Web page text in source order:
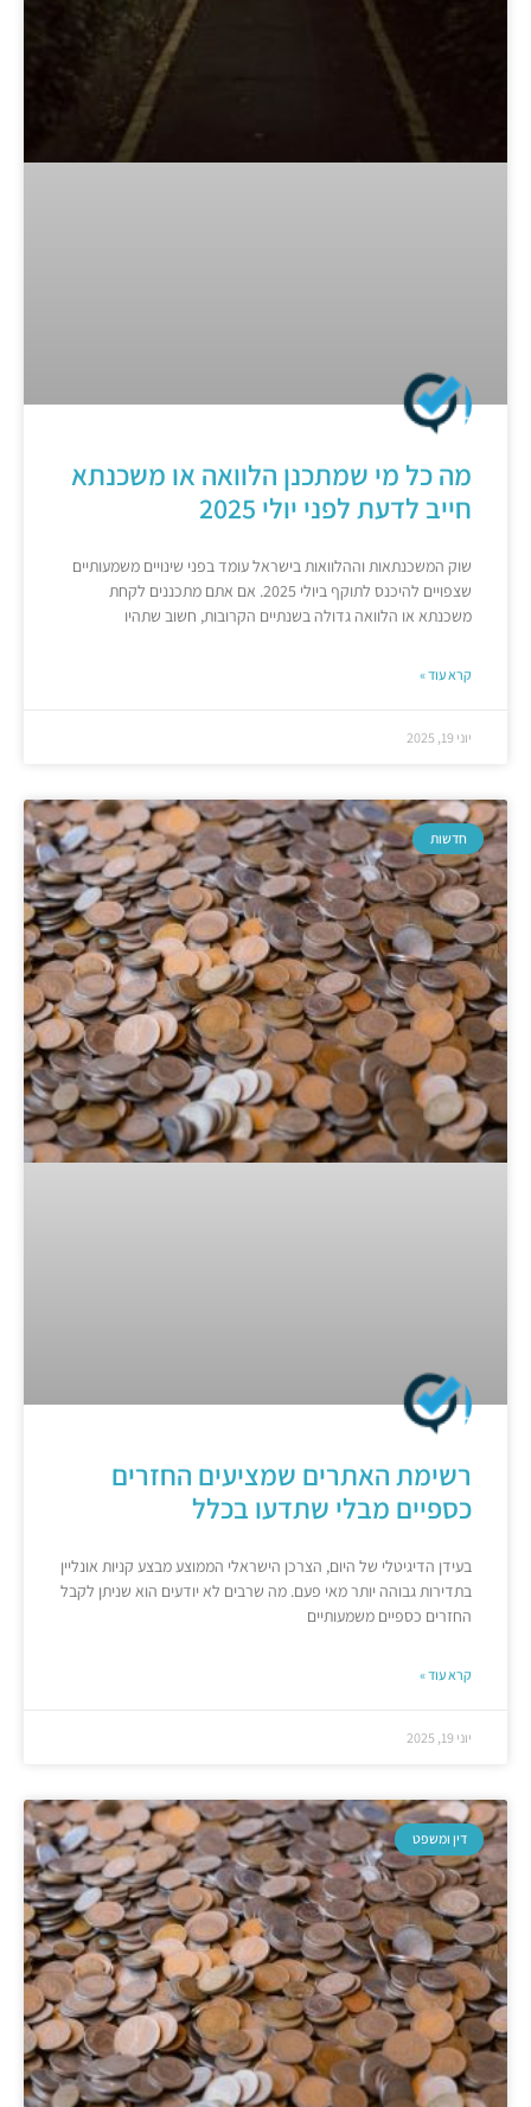
מה כל מי שמתכנן הלוואה או משכנתא
חייב לדעת לפני יולי 2025
שוק המשכנתאות וההלוואות בישראל עומד בפני שינויים משמעותיים
שצפויים להיכנס לתוקף ביולי 2025. אם אתם מתכננים לקחת
משכנתא או הלוואה גדולה בשנתיים הקרובות, חשוב שתהיו
קרא עוד »
יוני 19, 2025
חדשות
רשימת האתרים שמציעים החזרים
כספיים מבלי שתדעו בכלל
בעידן הדיגיטלי של היום, הצרכן הישראלי הממוצע מבצע קניות אונליין
בתדירות גבוהה יותר מאי פעם. מה שרבים לא יודעים הוא שניתן לקבל
החזרים כספיים משמעותיים
קרא עוד »
יוני 19, 2025
דין ומשפט